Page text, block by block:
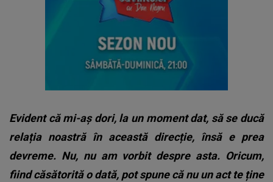
Evident că mi-aș dori, la un moment dat, să se ducă
relația noastră în această direcție, însă e prea
devreme. Nu, nu am vorbit despre asta. Oricum,
fiind căsătorită o dată, pot spune că nu un act te ține